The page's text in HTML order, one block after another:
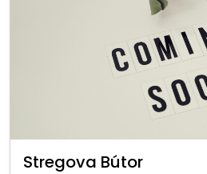
Stregova Bútor